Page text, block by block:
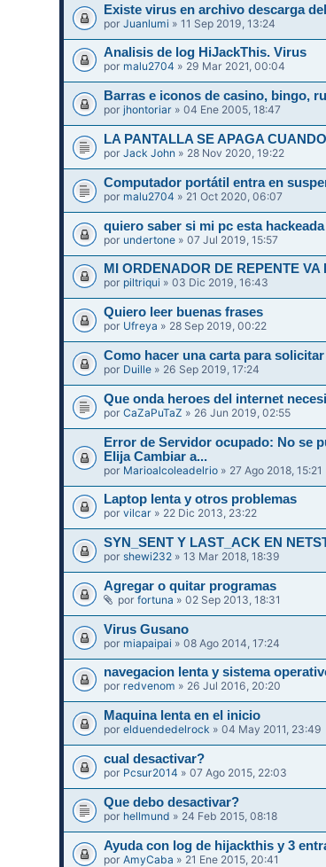
Existe virus en archivo descarga
porJuanlumi » 11 Sep 2019, 13:24
Analisis de log HiJackThis. Virus
por malu2704 » 29 Mar 2021, 00:04
Barras e iconos de casino, bingo,
porjhontoriar » 04 Ene 2005, 18:47
LA PANTALLA SE APAGA
porJack John » 28 Nov 2020, 19:22
Computador portátil entra en
por malu2704 » 21 Oct 2020, 06:07
quiero saber si mi pc esta hackeada
por undertone » 07 Jul 2019, 15:57
MI ORDENADOR DE REPENTE VA
por piltriqui » 03 Dic 2019, 16:43
Quiero leer buenas frases
por Ufreya » 28 Sep 2019, 00:22
Como hacer una carta para
por Duille » 26 Sep 2019, 17:24
Que onda heroes del internet
porCaZaPuTaZ » 26 Jun 2019, 02:55
Error de Servidor ocupado: No se
Elija Cambiar a...
por Marioalcoleadelrio » 27 Ago 2018, 15:21
Laptop lenta y otros problemas
porvilcar » 22 Dic 2013, 23:22
SYN_SENT Y LAST_ACK EN
porshewi232 » 13 Mar 2018, 18:39
Agregar o quitar programas
porfortuna » 02 Sep 2013, 18:31
Virus Gusano
por miapaipai » 08 Ago 2014, 17:24
navegacion lenta y sistema
por redvenom » 26 Jul 2016, 20:20
Maquina lenta en el inicio
porelduendedelrock » 04 May 2011, 23:49
cual desactivar?
por Pcsur2014 » 07 Ago 2015, 22:03
Que debo desactivar?
por hellmund » 24 Feb 2015, 08:18
Ayuda con log de hijackthis y 3
porAmyCaba » 21 Ene 2015, 20:41